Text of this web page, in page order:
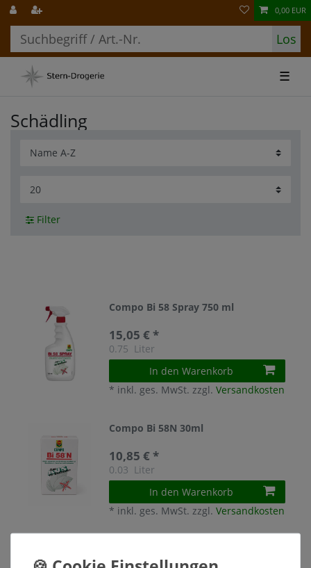
Los
0,00 EUR
☰
Schädling
Filter
Compo Bi 58 Spray 750 ml
15,05 € *
0.75 Liter
In den Warenkorb
* inkl. ges. MwSt. zzgl.Versandkosten
Compo Bi 58N 30ml
10,85 € *
0.03 Liter
In den Warenkorb
* inkl. ges. MwSt. zzgl.Versandkosten
- 4er Nachfüllpack